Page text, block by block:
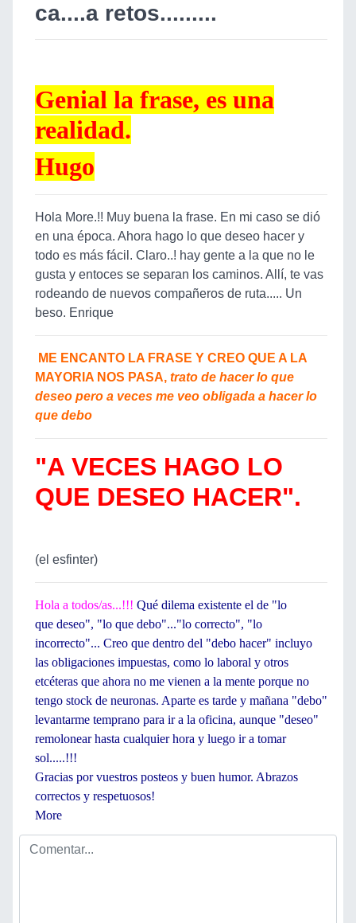
ca....a retos.........
Genial la frase, es una
realidad.
Hugo
Hola More.!! Muy buena la frase. En mi caso se dió
en una época. Ahora hago lo que deseo hacer y
todo es más fácil. Claro..! hay gente a la que no le
gusta y entoces se separan los caminos. Allí, te vas
rodeando de nuevos compañeros de ruta..... Un
beso. Enrique
ME ENCANTO LA FRASE Y CREO QUE A LA
MAYORIA NOS PASA, trato de hacer lo que
deseo pero a veces me veo obligada a hacer lo
que debo
"A VECES HAGO LO
QUE DESEO HACER".
(el esfinter)
Hola a todos/as...!!! Qué dilema existente el de "lo
que deseo", "lo que debo"..."lo correcto", "lo
incorrecto"... Creo que dentro del "debo hacer" incluyo
las obligaciones impuestas, como lo laboral y otros
etcéteras que ahora no me vienen a la mente porque no
tengo stock de neuronas. Aparte es tarde y mañana "debo"
levantarme temprano para ir a la oficina, aunque "deseo"
remolonear hasta cualquier hora y luego ir a tomar
sol.....!!!
Gracias por vuestros posteos y buen humor. Abrazos
correctos y respetuosos!
More